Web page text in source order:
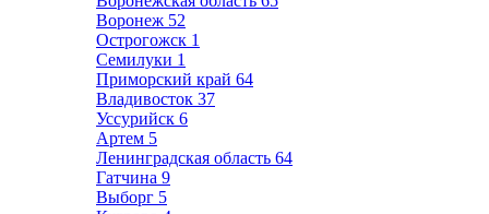
Воронеж 52
Острогожск 1
Семилуки 1
Приморский край 64
Владивосток 37
Уссурийск 6
Артем 5
Ленинградская область 64
Гатчина 9
Выборг 5